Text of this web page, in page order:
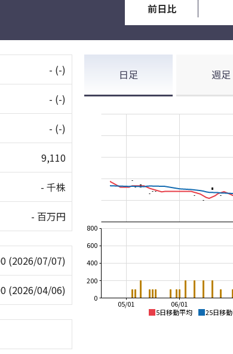
前日比
- (-)
- (-)
- (-)
9,110
- 千株
- 百万円
(2026/07/07)
(2026/04/06)
日足 週足
5日移動平均 25日移
06/01
05/01
0
200
400
600
800